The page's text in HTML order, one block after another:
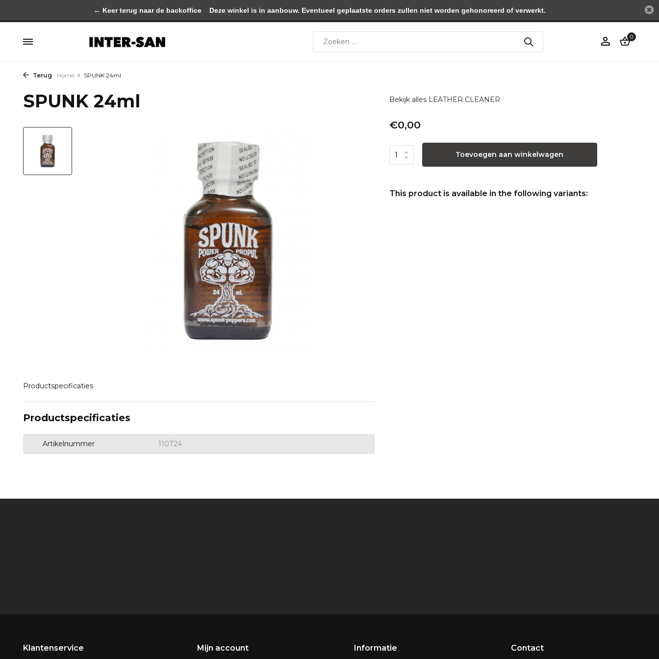
0
Terug Home SPUNK 24ml
SPUNK 24ml
Productspecificaties
Productspecificaties
Artikelnummer 110724
Bekijk alles LEATHER CLEANER
€0,00
Toevoegen aan winkelwagen
This product is available in the following variants:
Klantenservice Mijn account Informatie Contact
← Keer terug naar de backoffice Deze winkel is in aanbouw. Eventueel geplaatste orders zullen niet worden gehonoreerd of verwerkt.